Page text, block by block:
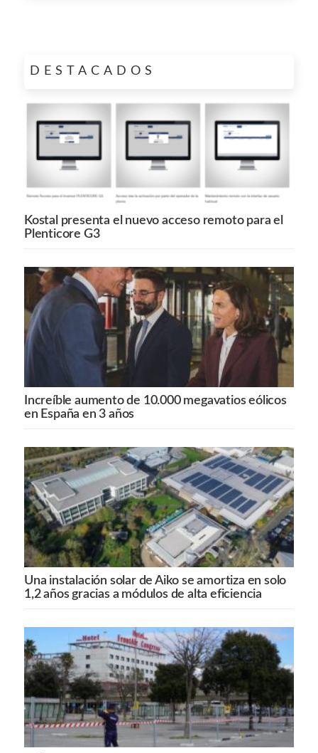
DESTACADOS
Kostal presenta el nuevo acceso remoto para el
Plenticore G3
Increíble aumento de 10.000 megavatios eólicos
en España en 3 años
Una instalación solar de Aiko se amortiza en solo
1,2 años gracias a módulos de alta eficiencia